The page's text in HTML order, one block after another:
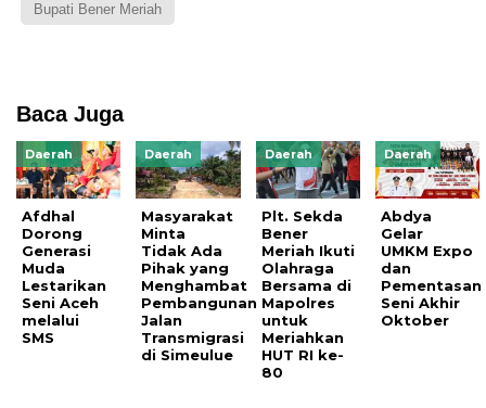
Bupati Bener Meriah
Baca Juga
Daerah
Afdhal
Dorong
Generasi
Muda
Lestarikan
Seni Aceh
melalui
SMS
Daerah
Masyarakat
Minta
Tidak Ada
Pihak yang
Menghambat
Pembangunan
Jalan
Transmigrasi
di Simeulue
Daerah
Plt. Sekda
Bener
Meriah Ikuti
Olahraga
Bersama di
Mapolres
untuk
Meriahkan
HUT RI ke-
80
Daerah
Abdya
Gelar
UMKM Expo
dan
Pementasan
Seni Akhir
Oktober